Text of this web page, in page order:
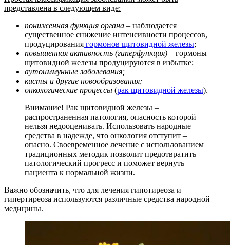
представлена в следующем виде:
пониженная функция органа – наблюдается
существенное снижение интенсивности процессов,
продуцирования гормонов щитовидной железы;
повышенная активность (гиперфункция) – гормоны
щитовидной железы продуцируются в избытке;
аутоиммунные заболевания;
кисты и другие новообразования;
онкологические процессы (рак щитовидной железы).
Внимание! Рак щитовидной железы –
распространенная патология, опасность которой
нельзя недооценивать. Использовать народные
средства в надежде, что онкология отступит –
опасно. Своевременное лечение с использованием
традиционных методик позволит предотвратить
патологический прогресс и поможет вернуть
пациента к нормальной жизни.
Важно обозначить, что для лечения гипотиреоза и
гипертиреоза используются различные средства народной
медицины.